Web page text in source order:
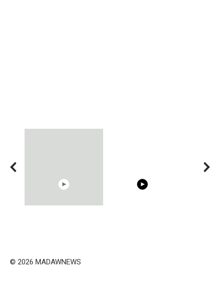
© 2026 MADAWNEWS